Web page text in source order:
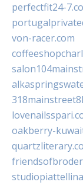
perfectfit24-
von-racer.com
oakberry-